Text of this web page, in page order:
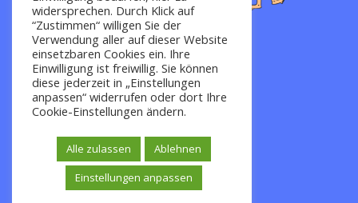
Startseite
Impressum
Kontakt
Datenschutz
widersprechen. Durch Klick auf
“Zustimmen“ willigen Sie der
Verwendung aller auf dieser Website
einsetzbaren Cookies ein. Ihre
Einwilligung ist freiwillig. Sie können
diese jederzeit in „Einstellungen
anpassen“ widerrufen oder dort Ihre
Cookie-Einstellungen ändern.
Alle zulassen
Ablehnen
Einstellungen anpassen